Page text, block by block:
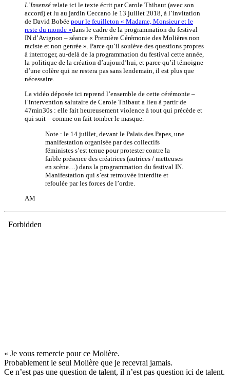
L’Insensé relaie ici le texte écrit par Carole Thibaut (avec son
accord) et lu au jardin Ceccano le 13 juillet 2018, à l’invitation
de David Bobée pour le feuilleton « Madame, Monsieur et le
reste du monde »dans le cadre de la programmation du festival
IN d’Avignon – séance « Première Cérémonie des Molières non
raciste et non genrée ». Parce qu’il soulève des questions propres
à interroger, au-delà de la programmation du festival cette année,
la politique de la création d’aujourd’hui, et parce qu’il témoigne
d’une colère qui ne restera pas sans lendemain, il est plus que
nécessaire.
La vidéo déposée ici reprend l’ensemble de cette cérémonie –
l’intervention salutaire de Carole Thibaut a lieu à partir de
47min30s : elle fait heureusement violence à tout qui précède et
qui suit – comme on fait tomber le masque.
Note : le 14 juillet, devant le Palais des Papes, une
manifestation organisée par des collectifs
féministes s’est tenue pour protester contre la
faible présence des créatrices (autrices / metteuses
en scène…) dans la programmation du festival IN.
Manifestation qui s’est retrouvée interdite et
refoulée par les forces de l’ordre.
AM
« Je vous remercie pour ce Molière.
Probablement le seul Molière que je recevrai jamais.
Ce n’est pas une question de talent, il n’est pas question ici de talent.